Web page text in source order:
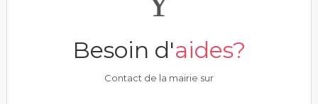
Besoin d'aides?
Contact de la mairie sur